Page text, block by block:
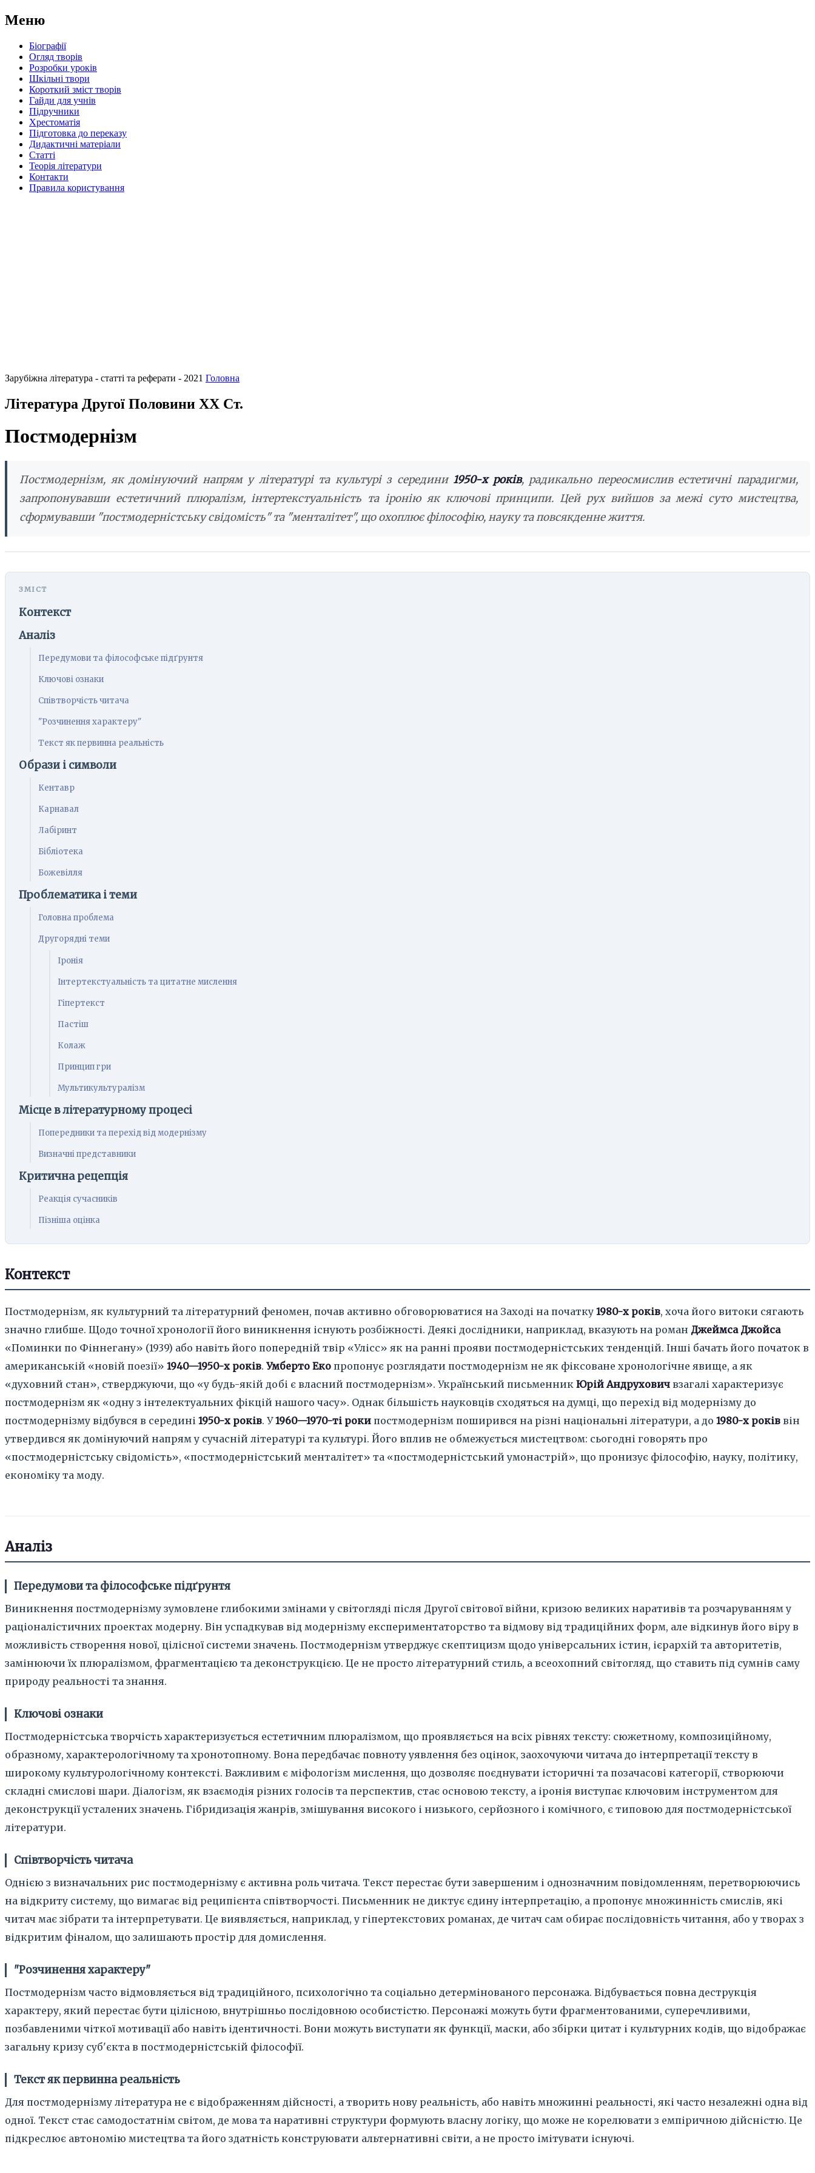
Меню
Біографії
Огляд творів
Розробки уроків
Шкільні твори
Короткий зміст творів
Гайди для учнів
Підручники
Хрестоматія
Підготовка до переказу
Дидактичні матеріали
Статті
Теорія літератури
Контакти
Правила користування
Зарубіжна література - статті та реферати - 2021 Головна
Література Другої Половини ХХ Ст.
Постмодернізм
Постмодернізм, як домінуючий напрям у літературі та культурі з середини 1950-х років, радикально переосмислив естетичні парадигми,
запропонувавши естетичний плюралізм, інтертекстуальність та іронію як ключові принципи. Цей рух вийшов за межі суто мистецтва,
сформувавши "постмодерністську свідомість" та "менталітет", що охоплює філософію, науку та повсякденне життя.
Контекст
Аналіз
Передумови та філософське підґрунтя
Ключові ознаки
Співтворчість читача
"Розчинення характеру"
Текст як первинна реальність
Образи і символи
Кентавр
Карнавал
Лабіринт
Бібліотека
Божевілля
Проблематика і теми
Головна проблема
Другорядні теми
Іронія
Інтертекстуальність та цитатне мислення
Гіпертекст
Пастіш
Колаж
Принцип гри
Мультикультуралізм
Місце в літературному процесі
Попередники та перехід від модернізму
Визначні представники
Критична рецепція
Реакція сучасників
Пізніша оцінка
Контекст
Постмодернізм, як культурний та літературний феномен, почав активно обговорюватися на Заході на початку 1980-х років, хоча його витоки сягають
значно глибше. Щодо точної хронології його виникнення існують розбіжності. Деякі дослідники, наприклад, вказують на роман Джеймса Джойса
«Поминки по Фіннегану» (1939) або навіть його попередній твір «Улісс» як на ранні прояви постмодерністських тенденцій. Інші бачать його початок в
американській «новій поезії» 1940—1950-х років. Умберто Еко пропонує розглядати постмодернізм не як фіксоване хронологічне явище, а як
«духовний стан», стверджуючи, що «у будь-якій добі є власний постмодернізм». Український письменник Юрій Андрухович взагалі характеризує
постмодернізм як «одну з інтелектуальних фікцій нашого часу». Однак більшість науковців сходяться на думці, що перехід від модернізму до
постмодернізму відбувся в середині 1950-х років. У1960—1970-ті роки постмодернізм поширився на різні національні літератури, а до 1980-х років він
утвердився як домінуючий напрям у сучасній літературі та культурі. Його вплив не обмежується мистецтвом: сьогодні говорять про
«постмодерністську свідомість», «постмодерністський менталітет» та «постмодерністський умонастрій», що пронизує філософію, науку, політику,
економіку та моду.
Аналіз
Передумови та філософське підґрунтя
Виникнення постмодернізму зумовлене глибокими змінами у світогляді після Другої світової війни, кризою великих наративів та розчаруванням у
раціоналістичних проектах модерну. Він успадкував від модернізму експериментаторство та відмову від традиційних форм, але відкинув його віру в
можливість створення нової, цілісної системи значень. Постмодернізм утверджує скептицизм щодо універсальних істин, ієрархій та авторитетів,
замінюючи їх плюралізмом, фрагментацією та деконструкцією. Це не просто літературний стиль, а всеохопний світогляд, що ставить під сумнів саму
природу реальності та знання.
Ключові ознаки
Постмодерністська творчість характеризується естетичним плюралізмом, що проявляється на всіх рівнях тексту: сюжетному, композиційному,
образному, характерологічному та хронотопному. Вона передбачає повноту уявлення без оцінок, заохочуючи читача до інтерпретації тексту в
широкому культурологічному контексті. Важливим є міфологізм мислення, що дозволяє поєднувати історичні та позачасові категорії, створюючи
складні смислові шари. Діалогізм, як взаємодія різних голосів та перспектив, стає основою тексту, а іронія виступає ключовим інструментом для
деконструкції усталених значень. Гібридизація жанрів, змішування високого і низького, серйозного і комічного, є типовою для постмодерністської
літератури.
Співтворчість читача
Однією з визначальних рис постмодернізму є активна роль читача. Текст перестає бути завершеним і однозначним повідомленням, перетворюючись
на відкриту систему, що вимагає від реципієнта співтворчості. Письменник не диктує єдину інтерпретацію, а пропонує множинність смислів, які
читач має зібрати та інтерпретувати. Це виявляється, наприклад, у гіпертекстових романах, де читач сам обирає послідовність читання, або у творах з
відкритим фіналом, що залишають простір для домислення.
"Розчинення характеру"
Постмодернізм часто відмовляється від традиційного, психологічно та соціально детермінованого персонажа. Відбувається повна деструкція
характеру, який перестає бути цілісною, внутрішньо послідовною особистістю. Персонажі можуть бути фрагментованими, суперечливими,
позбавленими чіткої мотивації або навіть ідентичності. Вони можуть виступати як функції, маски, або збірки цитат і культурних кодів, що відображає
загальну кризу суб'єкта в постмодерністській філософії.
Текст як первинна реальність
Для постмодернізму література не є відображенням дійсності, а творить нову реальність, або навіть множинні реальності, які часто незалежні одна від
одної. Текст стає самодостатнім світом, де мова та наративні структури формують власну логіку, що може не корелювати з емпіричною дійсністю. Це
підкреслює автономію мистецтва та його здатність конструювати альтернативні світи, а не просто імітувати існуючі.